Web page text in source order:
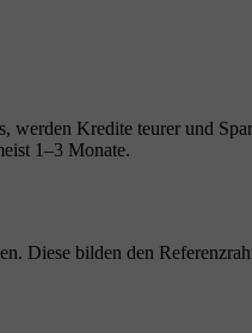
Kredite teurer und
1–3 Monate.
Diese bilden den